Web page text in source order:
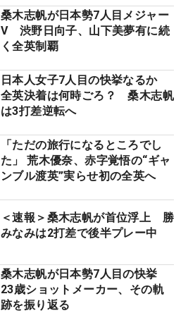
桑木志帆が日本勢7人目メジャー
V 渋野日向子、山下美夢有に続
く全英制覇
日本人女子7人目の快挙なるか
全英決着は何時ごろ？ 桑木志帆
は3打差逆転へ
「ただの旅行になるところでし
た」 荒木優奈、赤字覚悟の“ギャ
ンブル渡英”実らせ初の全英へ
＜速報＞桑木志帆が首位浮上 勝
みなみは2打差で後半プレー中
桑木志帆が日本勢7人目の快挙
23歳ショットメーカー、その軌
跡を振り返る